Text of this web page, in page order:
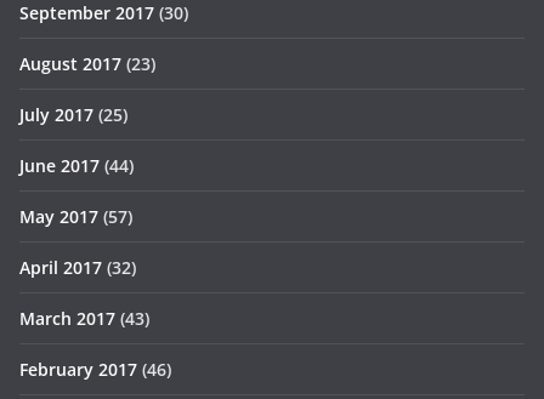
September 2017 (30)
August 2017 (23)
July 2017 (25)
June 2017 (44)
May 2017 (57)
April 2017 (32)
March 2017 (43)
February 2017 (46)